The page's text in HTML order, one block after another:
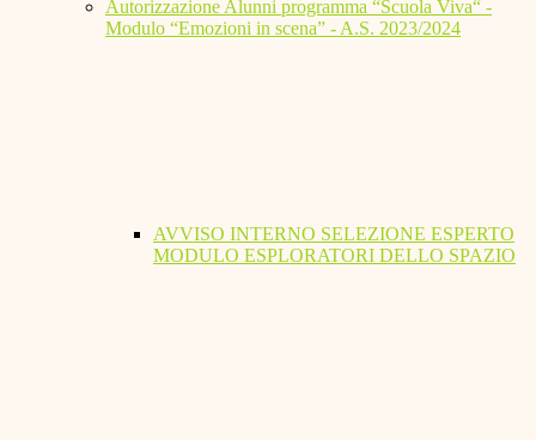
Autorizzazione Alunni programma “Scuola Viva“ -
Modulo “Emozioni in scena” - A.S. 2023/2024
AVVISO INTERNO SELEZIONE ESPERTO
MODULO ESPLORATORI DELLO SPAZIO